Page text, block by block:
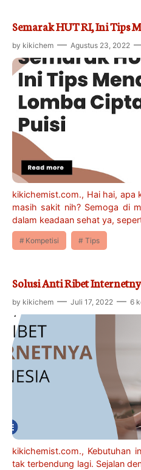
Semarak HUT RI, Ini Tips
by kikichem Agustus 23, 2022
kikichemist.com., Hai hai, apa
masih sakit nih? Semoga di
dalam keadaan sehat ya,
Kompetisi Tips
Solusi Anti Ribet
by kikichem Juli 17, 2022 6
kikichemist.com., Kebutuhan internet semakin hari semakin
tak terbendung lagi. Sejalan